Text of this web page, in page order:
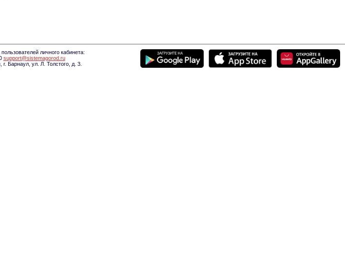
личного кабинета:
support@sistemagorod.ru
Барнаул, ул. Л. Толстого, д. 3.